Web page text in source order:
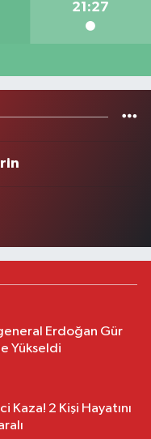
21:27
Erdoğan Gür
Yükseldi
Kaza! 2 Kişi Hayatını